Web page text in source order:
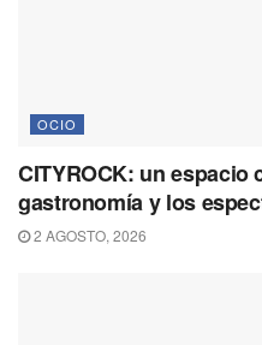
OCIO
CITYROCK: un espacio
gastronomía y los
2 AGOSTO, 2026